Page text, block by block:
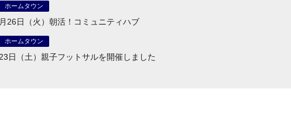
ホームタウン
26日（火）朝活！コミュニティハブ
ホームタウン
日（土）親子フットサルを開催しました